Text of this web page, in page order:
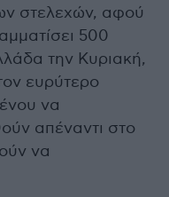
στελεχών, αφού
500
την Κυριακή,
ευρύτερο
να
απέναντι στο
να